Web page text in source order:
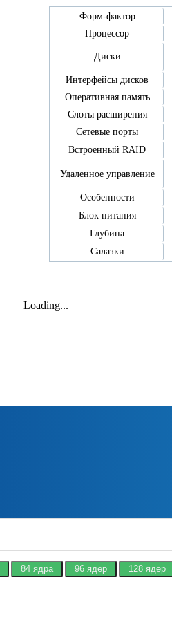
Форм-фактор
Процессор
Диски
Интерфейсы дисков
Оперативная память
Слоты расширения
Сетевые порты
Встроенный RAID
Удаленное управление
Особенности
Блок питания
Глубина
Салазки
Loading...
84 ядра 96 ядер 128 ядер